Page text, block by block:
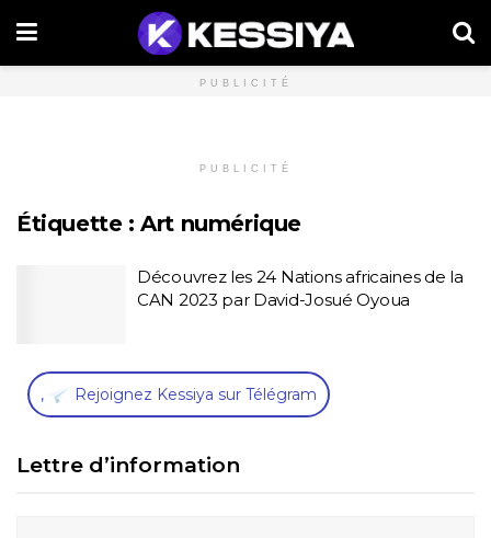
PUBLICITÉ
PUBLICITÉ
Étiquette :Art numérique
Découvrez les 24 Nations africaines de la
CAN 2023 par David-Josué Oyoua
, Rejoignez Kessiya sur Télégram
Lettre d’information